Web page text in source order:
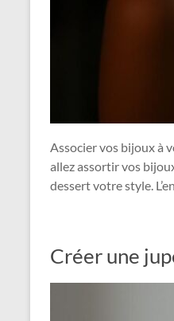
Associer vos bijoux à
allez assortir vos
dessert votre style.
Créer une